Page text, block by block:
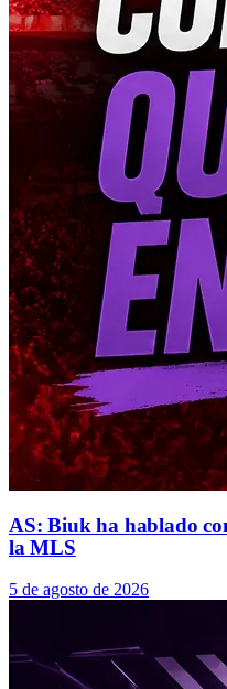
AS: Biuk ha hablado
la MLS
5 de agosto de 2026